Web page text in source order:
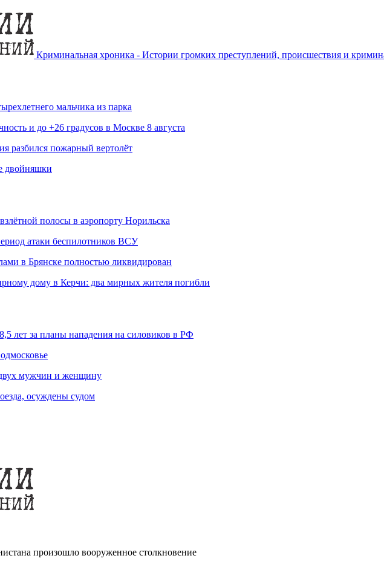
Криминальная хроника - Истории громких преступлений, происшествия и
мальчика из парка
и до +26 градусов в Москве 8 августа
разбился пожарный вертолёт
двойняшки
полосы в аэропорту Норильска
атаки беспилотников ВСУ
в Брянске полностью ликвидирован
дому в Керчи: два мирных жителя погибли
лет за планы нападения на силовиков в РФ
мужчин и женщину
осуждены судом
произошло вооруженное столкновение